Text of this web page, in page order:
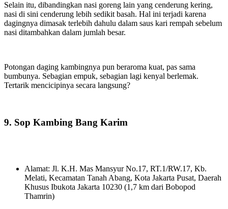
Selain itu, dibandingkan nasi goreng lain yang cenderung kering,
nasi di sini cenderung lebih sedikit basah. Hal ini terjadi karena
dagingnya dimasak terlebih dahulu dalam saus kari rempah sebelum
nasi ditambahkan dalam jumlah besar.
Potongan daging kambingnya pun beraroma kuat, pas sama
bumbunya. Sebagian empuk, sebagian lagi kenyal berlemak.
Tertarik mencicipinya secara langsung?
9. Sop Kambing Bang Karim
Alamat: Jl. K.H. Mas Mansyur No.17, RT.1/RW.17, Kb.
Melati, Kecamatan Tanah Abang, Kota Jakarta Pusat, Daerah
Khusus Ibukota Jakarta 10230 (1,7 km dari Bobopod
Thamrin)